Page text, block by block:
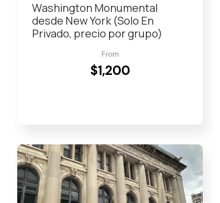
Washington Monumental
desde New York (Solo En
Privado, precio por grupo)
From
$1,200